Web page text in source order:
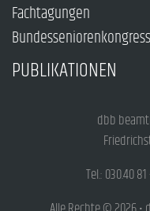
Fachtagungen
Bundesseniorenkongress
PUBLIKATIONEN
dbb
Tel.: 030.40